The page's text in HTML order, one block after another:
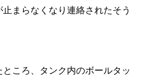
まらなくなり連絡されたそう
ころ、タンク内のボールタッ